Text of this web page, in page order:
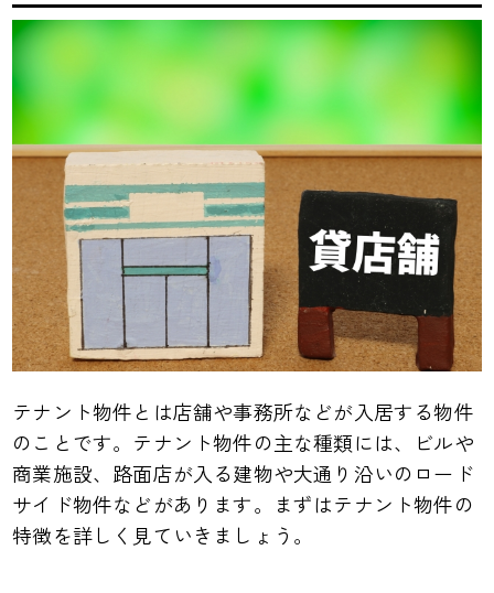
テナント物件とは店舗や事務所などが入居する物件
のことです。テナント物件の主な種類には、ビルや
商業施設、路面店が入る建物や大通り沿いのロード
サイド物件などがあります。まずはテナント物件の
特徴を詳しく見ていきましょう。